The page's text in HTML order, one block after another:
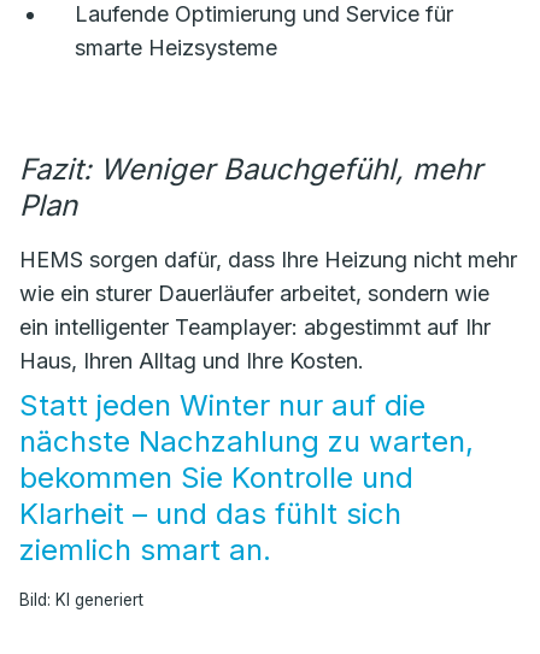
Laufende Optimierung und Service für
smarte Heizsysteme
Fazit: Weniger Bauchgefühl, mehr
Plan
HEMS sorgen dafür, dass Ihre Heizung nicht mehr
wie ein sturer Dauerläufer arbeitet, sondern wie
ein intelligenter Teamplayer: abgestimmt auf Ihr
Haus, Ihren Alltag und Ihre Kosten.
Statt jeden Winter nur auf die
nächste Nachzahlung zu warten,
bekommen Sie Kontrolle und
Klarheit – und das fühlt sich
ziemlich smart an.
Bild: KI generiert